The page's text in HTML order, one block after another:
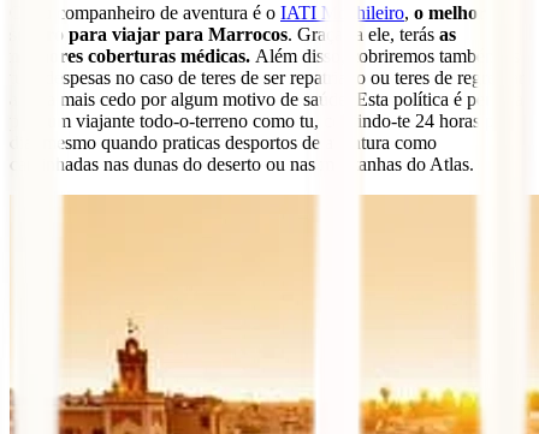
O teu companheiro de aventura é o IATI Mochileiro, o melhor
seguro para viajar para Marrocos. Graças a ele, terás as
melhores coberturas médicas. Além disso, cobriremos também as
tuas despesas no caso de teres de ser repatriado ou teres de regressar
a casa mais cedo por algum motivo de saúde. Esta política é perfeita
para um viajante todo-o-terreno como tu, cobrindo-te 24 horas por
dia, mesmo quando praticas desportos de aventura como
caminhadas nas dunas do deserto ou nas montanhas do Atlas.